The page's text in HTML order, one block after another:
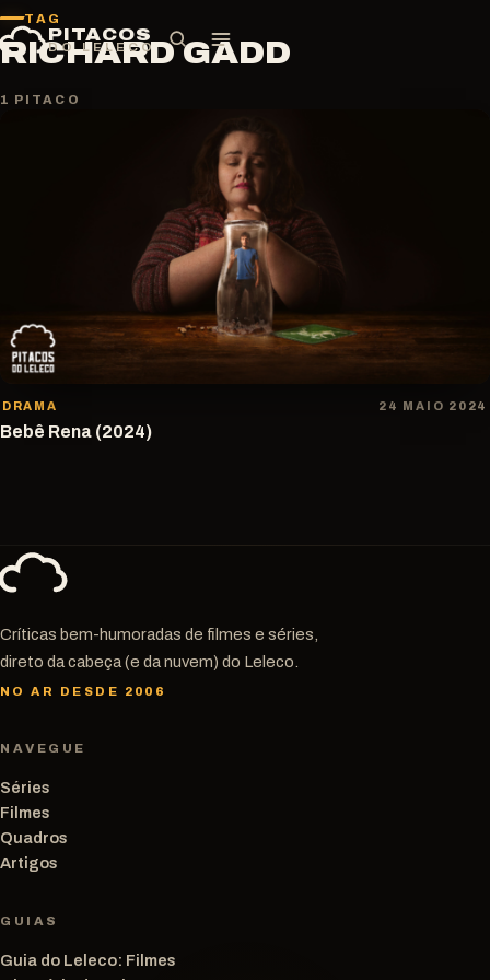
Pular
para
o
conteúdo
PITACOS
DO LELECO
TAG
RICHARD GADD
1 PITACO
DRAMA 24 MAIO 2024
Bebê Rena (2024)
Críticas bem-humoradas de filmes e séries,
direto da cabeça (e da nuvem) do Leleco.
NO AR DESDE 2006
NAVEGUE
Séries
Filmes
Quadros
Artigos
GUIAS
Guia do Leleco: Filmes